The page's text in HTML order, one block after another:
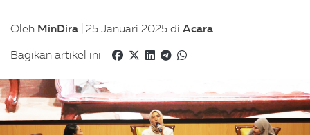
Oleh MinDira | 25 Januari 2025 di Acara
Bagikan artikel ini